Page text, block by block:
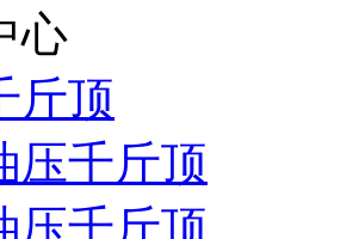
心
斤顶
压千斤顶
压千斤顶